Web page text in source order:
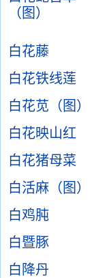
（图）
白花藤
白花铁线莲
白花苋（图）
白花映山红
白花猪母菜
白活麻（图）
白鸡肫
白暨豚
白降丹